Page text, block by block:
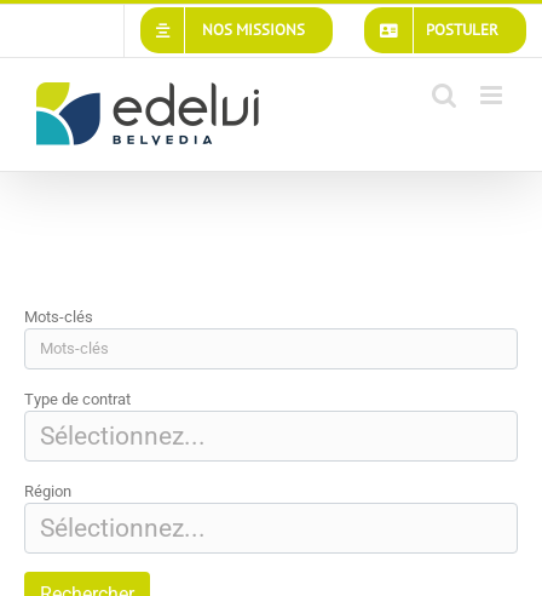
Passer
contenu
POSTULER
NOS MISSIONS
Mots-clés
Type de contrat
Région